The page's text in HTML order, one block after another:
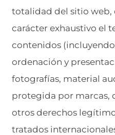
totalidad del sitio web,
carácter exhaustivo el
contenidos
ordenación y
fotografías, material
protegida por marcas,
otros derechos
tratados